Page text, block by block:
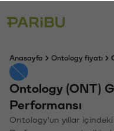
Anasayfa Ontology fiyatı
Ontology (ONT)
Performansı
Ontology'un yıllar